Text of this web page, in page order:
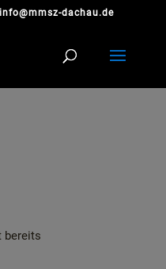
info@mmsz-dachau.de
bereits